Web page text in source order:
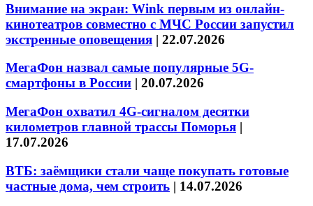
Внимание на экран: Wink первым из онлайн-
кинотеатров совместно с МЧС России запустил
экстренные оповещения | 22.07.2026
МегаФон назвал самые популярные 5G-
смартфоны в России | 20.07.2026
МегаФон охватил 4G-сигналом десятки
километров главной трассы Поморья |
17.07.2026
ВТБ: заёмщики стали чаще покупать готовые
частные дома, чем строить | 14.07.2026